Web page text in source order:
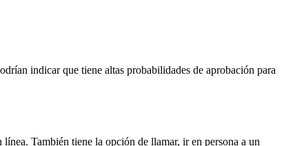
indicar que tiene altas probabilidades de aprobación para
También tiene la opción de llamar, ir en persona a un